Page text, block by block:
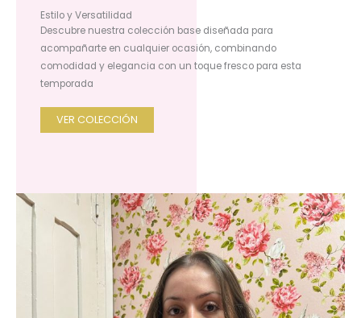
Estilo y Versatilidad
Descubre nuestra colección base diseñada para
acompañarte en cualquier ocasión, combinando
comodidad y elegancia con un toque fresco para esta
temporada
VER COLECCIÓN